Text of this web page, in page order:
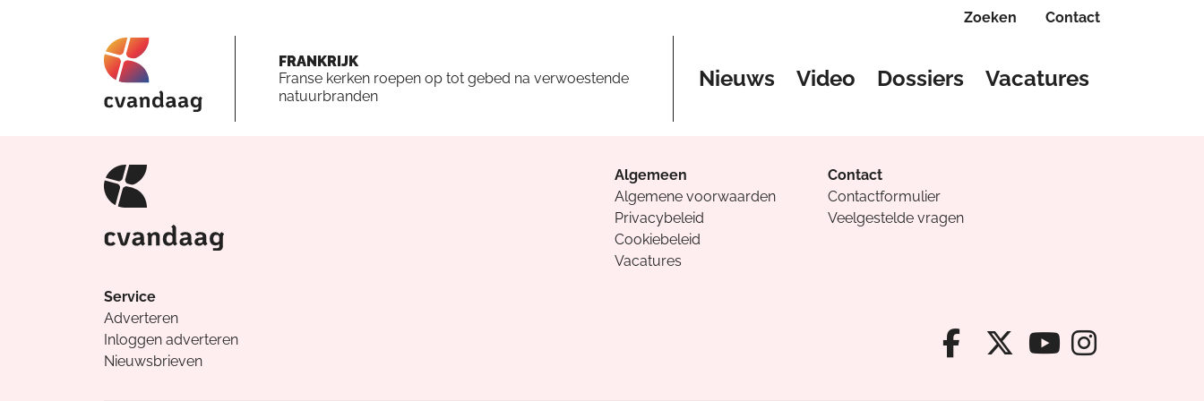
Zoeken Contact
FRANKRIJK
Franse kerken roepen op tot gebed na verwoestende
natuurbranden
Nieuws Video Dossiers Vacatures
Algemeen
Algemene voorwaarden
Privacybeleid
Cookiebeleid
Vacatures
Contact
Contactformulier
Veelgestelde vragen
Service
Adverteren
Inloggen adverteren
Nieuwsbrieven
Facebook van
X van